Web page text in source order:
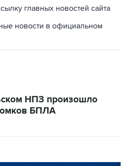
новости в официальном
БПЛА